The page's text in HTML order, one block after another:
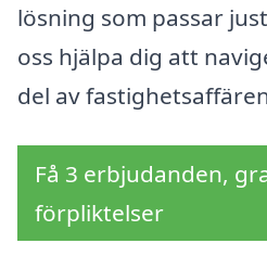
lösning som passar
oss hjälpa dig att
del av
Få 3 erbjudanden,
förpliktelser